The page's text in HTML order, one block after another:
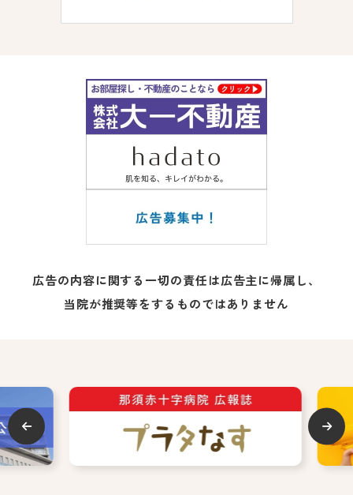
広告の内容に関する一切の責任は広告主に帰属し、
当院が推奨等をするものではありません